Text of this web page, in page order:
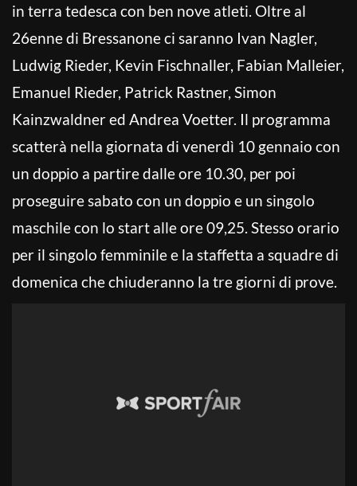
in terra tedesca con ben nove atleti. Oltre al
26enne di Bressanone ci saranno Ivan Nagler,
Ludwig Rieder, Kevin Fischnaller, Fabian Malleier,
Emanuel Rieder, Patrick Rastner, Simon
Kainzwaldner ed Andrea Voetter. Il programma
scatterà nella giornata di venerdì 10 gennaio con
un doppio a partire dalle ore 10.30, per poi
proseguire sabato con un doppio e un singolo
maschile con lo start alle ore 09,25. Stesso orario
per il singolo femminile e la staffetta a squadre di
domenica che chiuderanno la tre giorni di prove.